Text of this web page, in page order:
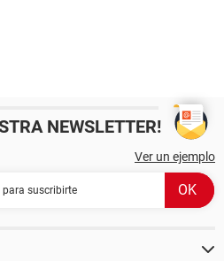
NEWSLETTER!
Ver un ejemplo